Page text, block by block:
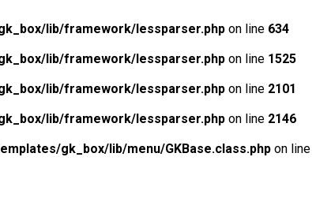
lib/framework/lessparser.php on line 634
lib/framework/lessparser.php on line 1525
lib/framework/lessparser.php on line 2101
lib/framework/lessparser.php on line 2146
gk_box/lib/menu/GKBase.class.php on line